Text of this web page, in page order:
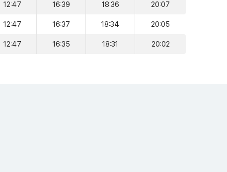
12:47 16:39 18:36 20:07
12:47 16:37 18:34 20:05
12:47 16:35 18:31 20:02